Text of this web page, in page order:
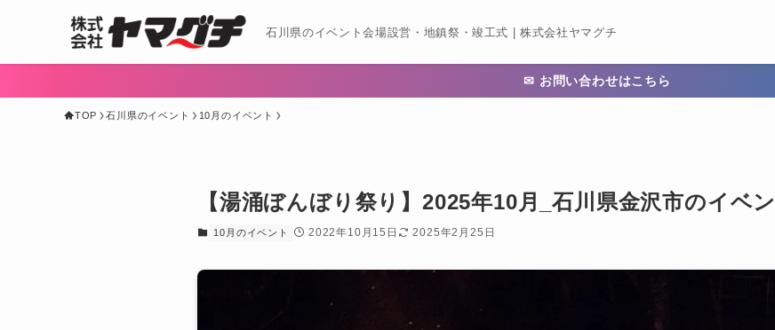
石川県のイベント会場設営・地鎮祭・竣工式 | 株式会社ヤマグチ
✉ お問い合わせはこちら
TOP 石川県のイベント 10月のイベント
【湯涌ぼんぼり祭り】2025年10月_石川県金沢市のイベ
10月のイベント 2022年10月15日 2025年2月25日